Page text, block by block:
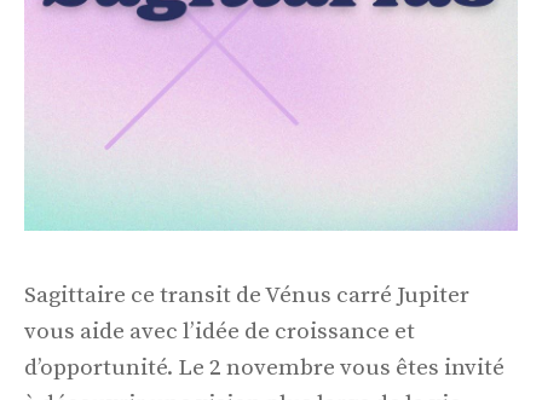
Sagittaire ce transit de Vénus carré Jupiter
vous aide avec l’idée de croissance et
d’opportunité. Le 2 novembre vous êtes invité